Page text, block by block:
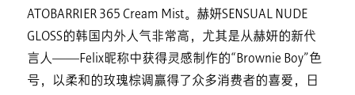
ATOBARRIER 365 Cream Mist。赫妍SENSUAL NUDE
GLOSS的韩国内外人气非常高，尤其是从赫妍的新代
言人——Felix昵称中获得灵感制作的“Brownie Boy”色
号，以柔和的玫瑰棕调赢得了众多消费者的喜爱，日